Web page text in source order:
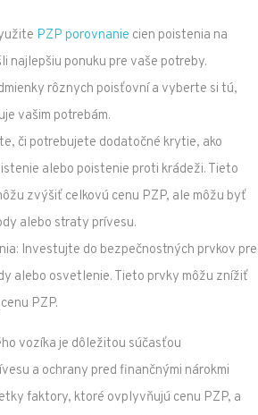
PZP porovnanie cien poistenia na
najlepšiu ponuku pre vaše potreby.
rôznych poisťovní a vyberte si tú,
vašim potrebám.
či potrebujete dodatočné krytie, ako
alebo poistenie proti krádeži. Tieto
zvýšiť celkovú cenu PZP, ale môžu byť
alebo straty prívesu.
Investujte do bezpečnostných prvkov pre
alebo osvetlenie. Tieto prvky môžu znížiť
PZP.
vozíka je dôležitou súčasťou
a ochrany pred finančnými nárokmi
faktory, ktoré ovplyvňujú cenu PZP, a